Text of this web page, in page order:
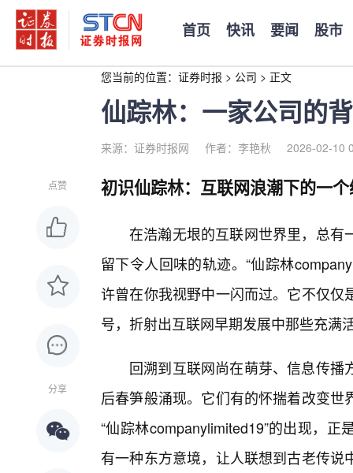
首页 快讯 要闻 股市
您当前的位置： 证券时报 > 公司 > 正文
仙踪林：一家公司的
来源：证券时报网 作者：李艳秋 2026-02-10
点赞
分享
初识仙踪林：互联网浪潮下的一
在浩瀚无垠的互联网世界里，总有
留下令人回味的轨迹。“仙踪林
许曾在你我视野中一闪而过。它不仅
号，折射出互联网早期发展中那些充满
回溯到互联网尚在萌芽、信息传
后春笋般涌现。它们有的怀揣着改变
“仙踪林companylimited19”的出现，
有一种东方意境，让人联想到古老传